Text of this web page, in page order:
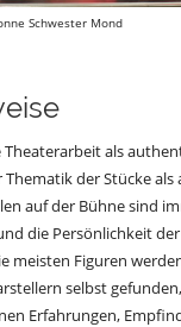
Schwester Mond
als
der Stücke als
auf der Bühne sind
die Persönlichkeit
meisten Figuren
selbst
Erfahrungen,